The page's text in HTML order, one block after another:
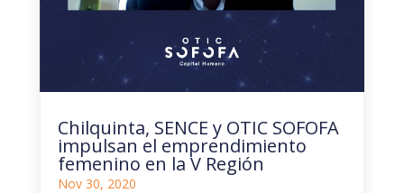
Chilquinta, SENCE y OTIC SOFOFA
impulsan el emprendimiento
femenino en la V Región
Nov 30, 2020